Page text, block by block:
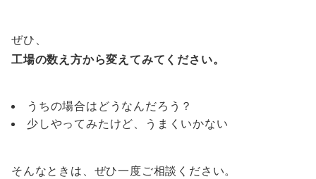
ぜひ、
工場の数え方から変えてみてください。
うちの場合はどうなんだろう？
少しやってみたけど、うまくいかない
そんなときは、ぜひ一度ご相談ください。